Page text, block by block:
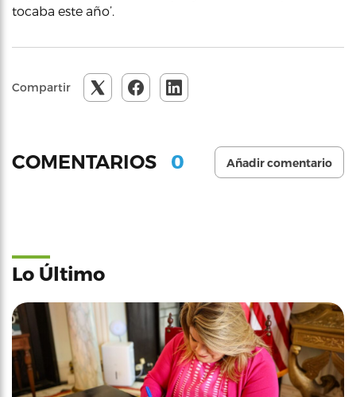
tocaba este año’.
Compartir
COMENTARIOS 0 Añadir comentario
Lo Último